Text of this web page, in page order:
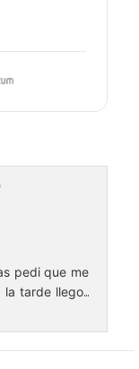
pedi que me
la tarde llego...